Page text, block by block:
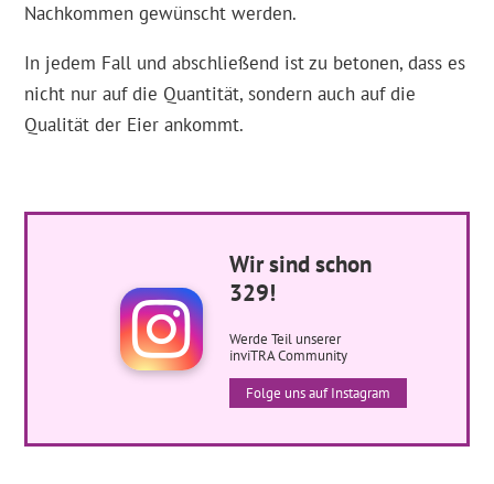
Nachkommen gewünscht werden.
In jedem Fall und abschließend ist zu betonen, dass es
nicht nur auf die Quantität, sondern auch auf die
Qualität der Eier ankommt.
Wir sind schon
329!
Werde Teil unserer
inviTRA Community
Folge uns auf Instagram